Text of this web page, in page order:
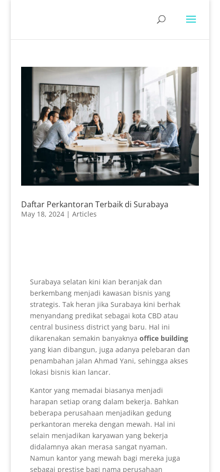
Daftar Perkantoran Terbaik di Surabaya
May 18, 2024| Articles
Surabaya selatan kini kian beranjak dan
berkembang menjadi kawasan bisnis yang
strategis. Tak heran jika Surabaya kini berhak
menyandang predikat sebagai kota CBD atau
central business district yang baru. Hal ini
dikarenakan semakin banyaknya office building
yang kian dibangun, juga adanya pelebaran dan
penambahan jalan Ahmad Yani, sehingga akses
lokasi bisnis kian lancar.
Kantor yang memadai biasanya menjadi
harapan setiap orang dalam bekerja. Bahkan
beberapa perusahaan menjadikan gedung
perkantoran mereka dengan mewah. Hal ini
selain menjadikan karyawan yang bekerja
didalamnya akan merasa sangat nyaman.
Namun kantor yang mewah bagi mereka juga
sebagai prestise bagi nama perusahaan